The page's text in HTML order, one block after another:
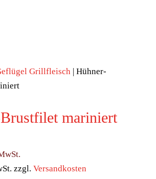
Grillfleisch| Hühner-
mariniert
zzgl. Versandkosten